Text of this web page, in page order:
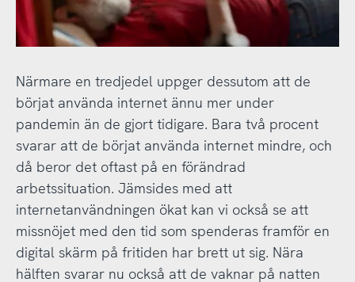
Närmare en tredjedel uppger dessutom att de
börjat använda internet ännu mer under
pandemin än de gjort tidigare. Bara två procent
svarar att de börjat använda internet mindre, och
då beror det oftast på en förändrad
arbetssituation. Jämsides med att
internetanvändningen ökat kan vi också se att
missnöjet med den tid som spenderas framför en
digital skärm på fritiden har brett ut sig. Nära
hälften svarar nu också att de vaknar på natten